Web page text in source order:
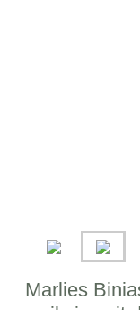
Marlies